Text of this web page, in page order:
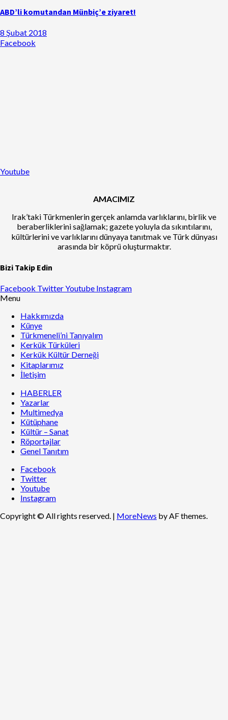
ABD’li komutandan Münbiç’e ziyaret!
8 Şubat 2018
Facebook
Youtube
AMACIMIZ
Irak’taki Türkmenlerin gerçek anlamda varlıklarını, birlik ve
beraberliklerini sağlamak; gazete yoluyla da sıkıntılarını,
kültürlerini ve varlıklarını dünyaya tanıtmak ve Türk dünyası
arasında bir köprü oluşturmaktır.
Bizi Takip Edin
Facebook TwitterYoutube Instagram
Menu
Hakkımızda
Künye
Türkmeneli’ni Tanıyalım
Kerkük Türküleri
Kerkük Kültür Derneği
Kitaplarımız
İletişim
HABERLER
Yazarlar
Multimedya
Kütüphane
Kültür – Sanat
Röportajlar
Genel Tanıtım
Facebook
Twitter
Youtube
Instagram
Copyright © All rights reserved. | MoreNews by AF themes.